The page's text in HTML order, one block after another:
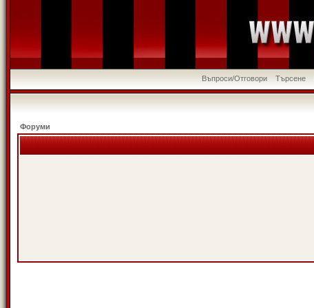
Въпроси/Отговори Търсене
Форуми